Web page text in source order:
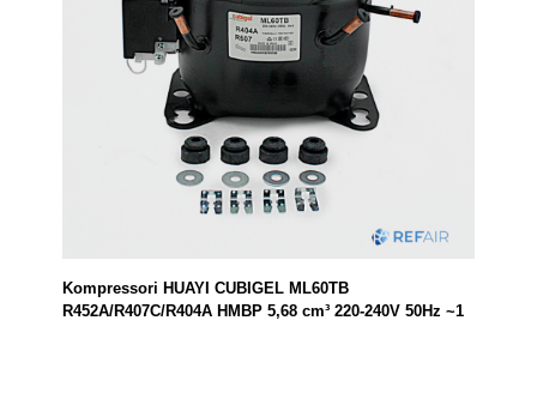
Kompressori HUAYI CUBIGEL ML60TB
R452A/R407C/R404A HMBP 5,68 cm³ 220-240V 50Hz ~1